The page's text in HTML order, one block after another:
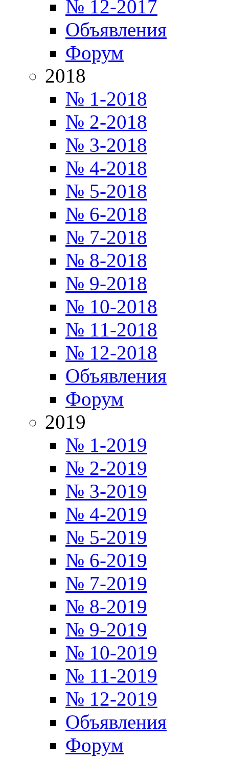
№ 12-2017
Объявления
Форум
2018
№ 1-2018
№ 2-2018
№ 3-2018
№ 4-2018
№ 5-2018
№ 6-2018
№ 7-2018
№ 8-2018
№ 9-2018
№ 10-2018
№ 11-2018
№ 12-2018
Объявления
Форум
2019
№ 1-2019
№ 2-2019
№ 3-2019
№ 4-2019
№ 5-2019
№ 6-2019
№ 7-2019
№ 8-2019
№ 9-2019
№ 10-2019
№ 11-2019
№ 12-2019
Объявления
Форум